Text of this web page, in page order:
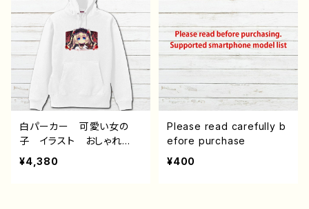
師 オリジナル デザイ
ン グッズ 片面印刷 タ
イトル：【月蝕ざっか店】Dist
ress Rose 作：白夜ゆ
う G-6
ン グッズ 片面印刷 タ
イトル：【月蝕ざっか店】＜d
olls＞見ツメル 作：白夜ゆ
う G-6
白パーカー 可愛い女の
子 イラスト おしゃれ
服 ゴスロリ クラロリ
ファンタジー 個性的 お
¥4,380
Please read carefully b
efore purchase
¥400